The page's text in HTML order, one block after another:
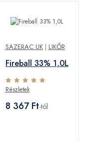
SAZERAC UK| LIKŐR
Fireball 33% 1,0L
Részletek
8 367 Ft-tól